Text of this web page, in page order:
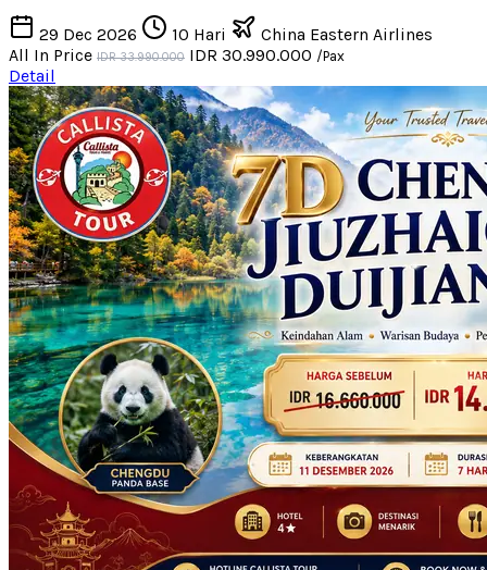
29 Dec 2026 10 Hari
China Eastern Airlines
All In Price IDR 33.990.000 IDR 30.990.000 /Pax
Detail